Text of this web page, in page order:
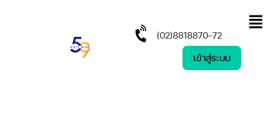
(02)8818870-72
เข้าสู่ระบบ